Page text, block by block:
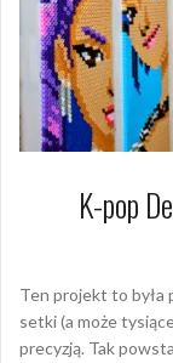
K-pop
Ten projekt to była
setki (a może
precyzją. Tak